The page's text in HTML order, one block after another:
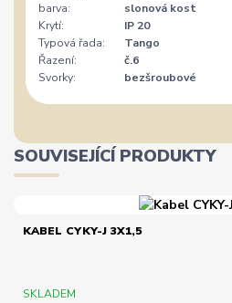
barva:
slonová kost
Krytí:
IP 20
Typová řada:
Tango
Řazení:
č.6
Svorky:
bezšroubové
SOUVISEJÍCÍ PRODUKTY
KABEL CYKY-J 3X1,5
SKLADEM